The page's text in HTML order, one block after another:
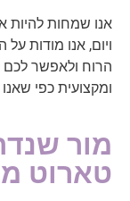
אנו שמחות להיות
ויום, אנו מודות
הרוח ולאפשר לכם
ומקצועית כפי שאנו
מור
טארוט